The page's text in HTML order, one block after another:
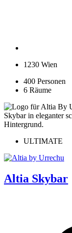
1230 Wien
400 Personen
6 Räume
ULTIMATE
Altia Skybar